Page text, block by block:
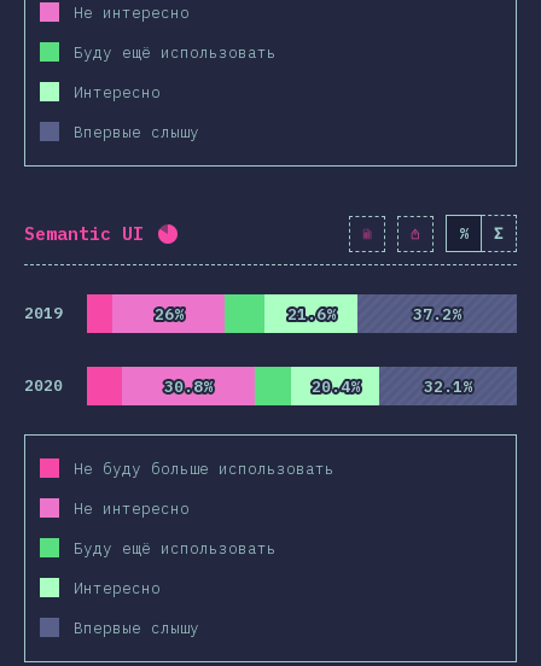
Не интересно
Буду ещё использовать
Интересно
Впервые слышу
Semantic UI Процент заполнения: 82.1% 9430 )
% Σ
2019 26%
26% 21.6%
21.6% 37.2%
37.2%
2020 30.8%
30.8% 20.4%
20.4% 32.1%
32.1%
Не буду больше использовать
Не интересно
Буду ещё использовать
Интересно
Впервые слышу